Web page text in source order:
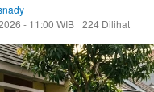
- 11:00 WIB 224 Dilihat